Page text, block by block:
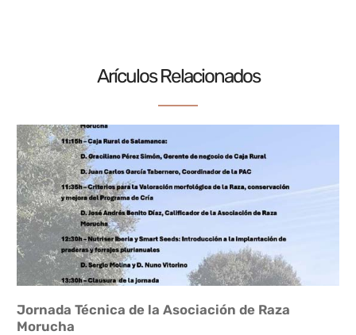
Arículos Relacionados
Jornada Técnica de la Asociación de Raza
Morucha